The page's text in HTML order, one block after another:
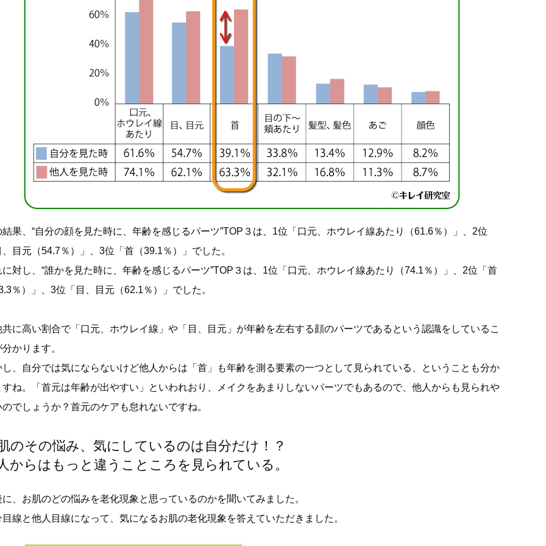
結果、“自分の顔を見た時に、年齢を感じるパーツ”TOP３は、1位「口元、ホウレイ線あたり（61.6％）」、2位
、目元（54.7％）」、3位「首（39.1％）」でした。
に対し、“誰かを見た時に、年齢を感じるパーツ”TOP３は、1位「口元、ホウレイ線あたり（74.1％）」、2位「首
％）」、3位「目、目元（62.1％）」でした。
共に高い割合で「口元、ホウレイ線」や「目、目元」が年齢を左右する顔のパーツであるという認識をしているこ
分かります。
し、自分では気にならないけど他人からは「首」も年齢を測る要素の一つとして見られている、ということも分か
すね。「首元は年齢が出やすい」といわれおり、メイクをあまりしないパーツでもあるので、他人からも見られや
のでしょうか？首元のケアも怠れないですね。
のその悩み、気にしているのは自分だけ！？
からはもっと違うこところを見られている。
に、お肌のどの悩みを老化現象と思っているのかを聞いてみました。
目線と他人目線になって、気になるお肌の老化現象を答えていただきました。